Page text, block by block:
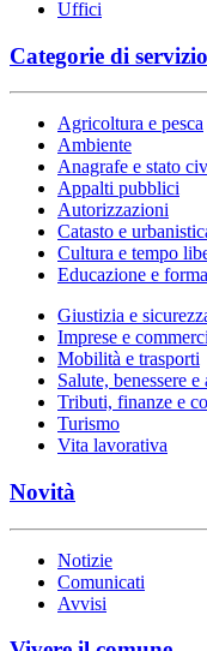
Uffici
Categorie di servizio
Agricoltura e pesca
Ambiente
Anagrafe e stato
Appalti pubblici
Autorizzazioni
Catasto e
Cultura e tempo
Educazione e
Giustizia e
Imprese e
Mobilità e trasporti
Salute, benessere e
Tributi, finanze e
Turismo
Vita lavorativa
Novità
Notizie
Comunicati
Avvisi